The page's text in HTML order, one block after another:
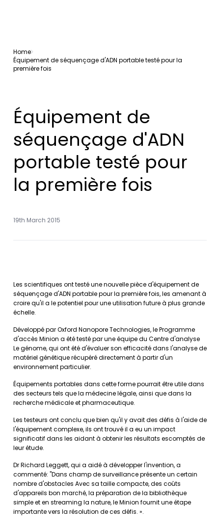
Home
Équipement de séquençage d'ADN portable testé pour la
première fois
Équipement de
séquençage d'ADN
portable testé pour
la première fois
19th March 2015
Les scientifiques ont testé une nouvelle pièce d'équipement de
séquençage d'ADN portable pour la première fois, les amenant à
croire qu'il a le potentiel pour une utilisation future à plus grande
échelle.
Développé par Oxford Nanopore Technologies, le Programme
d'accès Minion a été testé par une équipe du Centre d'analyse
Le génome, qui ont été d'évaluer son efficacité dans l'analyse de
matériel génétique récupéré directement à partir d'un
environnement particulier.
Équipements portables dans cette forme pourrait être utile dans
des secteurs tels que la médecine légale, ainsi que dans la
recherche médicale et pharmaceutique.
Les testeurs ont conclu que bien qu'il y avait des défis à l'aide de
l'équipement complexe, ils ont trouvé il a eu un impact
significatif dans les aidant à obtenir les résultats escomptés de
leur étude.
Dr Richard Leggett, qui a aidé à développer l'invention, a
commenté: "Dans champ de surveillance présente un certain
nombre d'obstacles Avec sa taille compacte, des coûts
d'appareils bon marché, la préparation de la bibliothèque
simple et en streaming la nature, le Minion fournit une étape
importante vers la résolution de ces défis. ».